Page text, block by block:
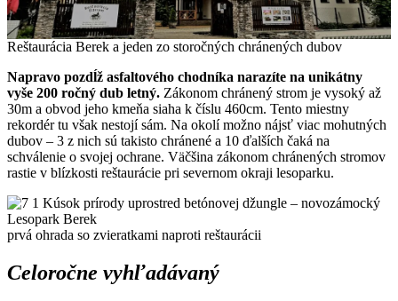
Reštaurácia Berek a jeden zo storočných chránených dubov
Napravo pozdĺž asfaltového chodníka narazíte na unikátny
vyše 200 ročný dub letný. Zákonom chránený strom je vysoký až
30m a obvod jeho kmeňa siaha k číslu 460cm. Tento miestny
rekordér tu však nestojí sám. Na okolí možno nájsť viac mohutných
dubov – 3 z nich sú takisto chránené a 10 ďalších čaká na
schválenie o svojej ochrane. Väčšina zákonom chránených stromov
rastie v blízkosti reštaurácie pri severnom okraji lesoparku.
prvá ohrada so zvieratkami naproti reštaurácii
Celoročne vyhľadávaný